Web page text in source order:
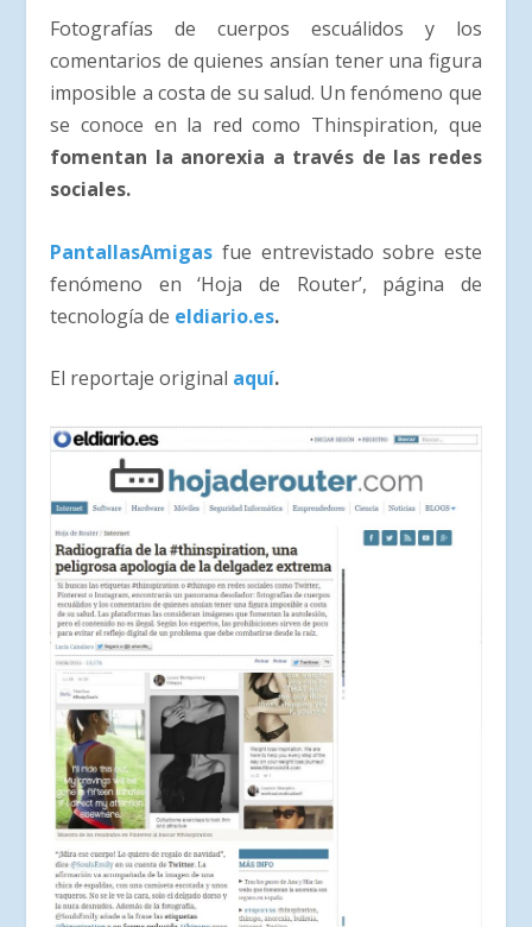
Fotografías de cuerpos escuálidos y los
comentarios de quienes ansían tener una figura
imposible a costa de su salud. Un fenómeno que
se conoce en la red como Thinspiration, que
fomentan la anorexia a través de las redes
sociales.
PantallasAmigas fue entrevistado sobre este
fenómeno en ‘Hoja de Router’, página de
tecnología de eldiario.es.
El reportaje original aquí.